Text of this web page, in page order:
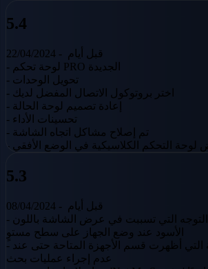
5.4
22/04/2024 - قبل أيام
- لوحة تحكم PRO الجديدة
- تحويل الوحدات
- اختر بروتوكول الاتصال المفضل لديك
- إعادة تصميم لوحة الحالة
- تحسينات الأداء
- تم إصلاح مشاكل اتجاه الشاشة
لوحة التحكم الكلاسيكية في الوضع الأفقي
5.3
08/04/2024 - قبل أيام
- تم إصلاح مشاكل التوجه التي تسببت في عرض الشاشة باللون
الأسود عند وضع الجهاز على سطح مستوٍ
- تم إصلاح المشكلة التي أظهرت قسم الأجهزة المتاحة حتى عند
عدم إجراء عمليات بحث